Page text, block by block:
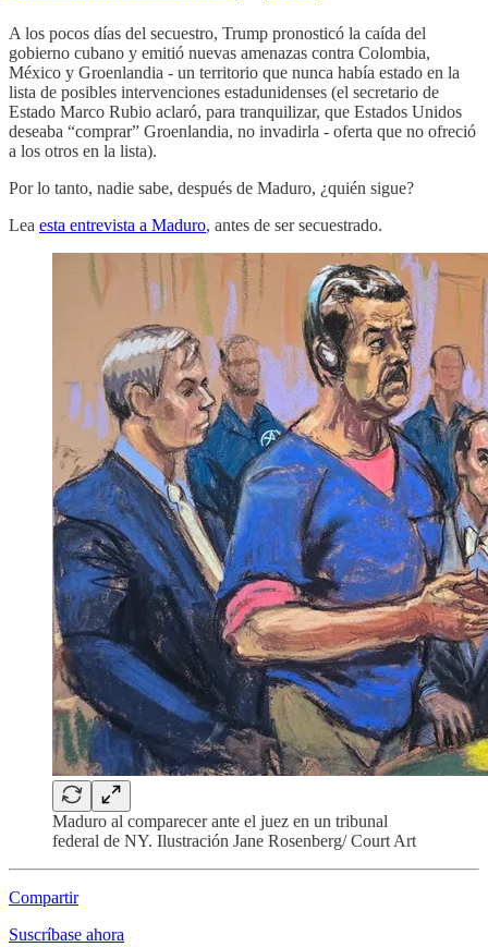
A los pocos días del secuestro, Trump pronosticó la caída del
gobierno cubano y emitió nuevas amenazas contra Colombia,
México y Groenlandia - un territorio que nunca había estado en la
lista de posibles intervenciones estadunidenses (el secretario de
Estado Marco Rubio aclaró, para tranquilizar, que Estados Unidos
deseaba “comprar” Groenlandia, no invadirla - oferta que no ofreció
a los otros en la lista).
Por lo tanto, nadie sabe, después de Maduro, ¿quién sigue?
Lea esta entrevista a Maduro, antes de ser secuestrado.
Maduro al comparecer ante el juez en un tribunal
federal de NY. Ilustración Jane Rosenberg/ Court Art
Compartir
Suscríbase ahora